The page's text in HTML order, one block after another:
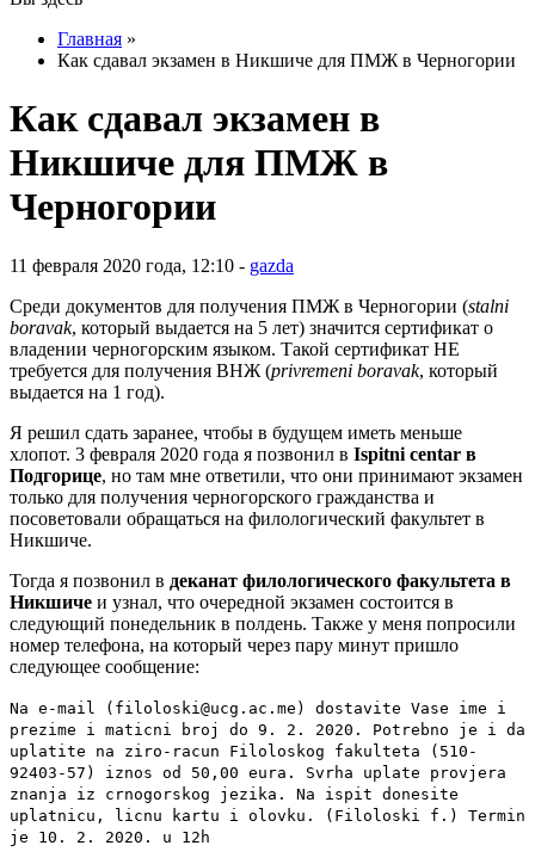
Главная »
Как сдавал экзамен в Никшиче для ПМЖ в Черногории
Как сдавал экзамен в
Никшиче для ПМЖ в
Черногории
11 февраля 2020 года, 12:10 - gazda
Среди документов для получения ПМЖ в Черногории (stalni
boravak, который выдается на 5 лет) значится сертификат о
владении черногорским языком. Такой сертификат НЕ
требуется для получения ВНЖ (privremeni boravak, который
выдается на 1 год).
Я решил сдать заранее, чтобы в будущем иметь меньше
хлопот. 3 февраля 2020 года я позвонил в Ispitni centar в
Подгорице, но там мне ответили, что они принимают экзамен
только для получения черногорского гражданства и
посоветовали обращаться на филологический факультет в
Никшиче.
Тогда я позвонил в деканат филологического факультета в
Никшиче и узнал, что очередной экзамен состоится в
следующий понедельник в полдень. Также у меня попросили
номер телефона, на который через пару минут пришло
следующее сообщение:
Na e-mail (filoloski@ucg.ac.me) dostavite Vase ime i
prezime i maticni broj do 9. 2. 2020. Potrebno je i da
uplatite na ziro-racun Filoloskog fakulteta (510-
92403-57) iznos od 50,00 eura. Svrha uplate provjera
znanja iz crnogorskog jezika. Na ispit donesite
uplatnicu, licnu kartu i olovku. (Filoloski f.) Termin
je 10. 2. 2020. u 12h